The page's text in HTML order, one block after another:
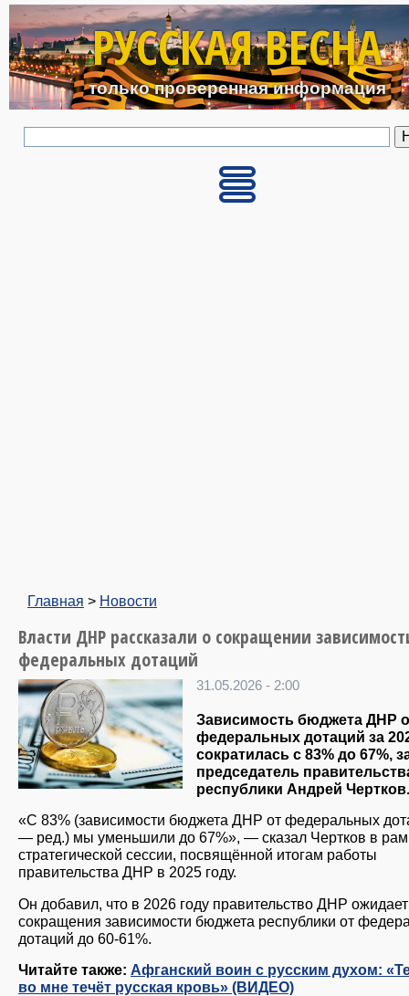
Перейти к основному
РУССКАЯ ВЕСНА
только проверенная информация
Главная > Новости
Власти ДНР рассказали о сокращении
федеральных дотаций
31.05.2026 - 2:00
Зависимость бюджета ДНР
федеральных дотаций за
сократилась с 83% до 67%,
председатель
республики Андрей Чертков.
«С 83% (зависимости бюджета ДНР от федеральных
— ред.) мы уменьшили до 67%», — сказал Чертков в
стратегической сессии, посвящённой итогам работы
правительства ДНР в 2025 году.
Он добавил, что в 2026 году правительство ДНР ожидает
сокращения зависимости бюджета республики от
дотаций до 60-61%.
Читайте также: Афганский воин с русским духом:
во мне течёт русская кровь» (ВИДЕО)